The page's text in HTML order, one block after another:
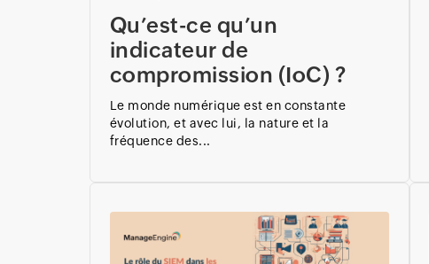
Qu’est-ce qu’un
indicateur de
compromission (IoC) ?
Le monde numérique est en constante
évolution, et avec lui, la nature et la
fréquence des...